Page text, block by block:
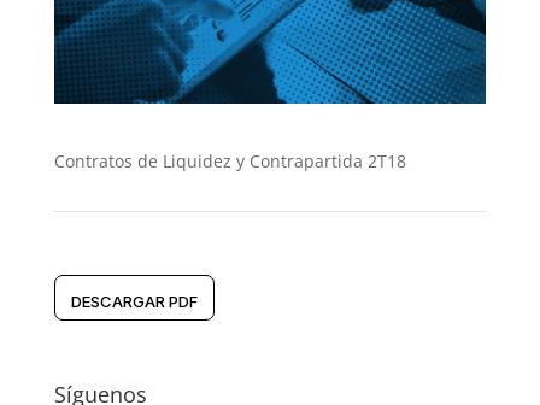
Contratos de Liquidez y Contrapartida 2T18
DESCARGAR PDF
Síguenos